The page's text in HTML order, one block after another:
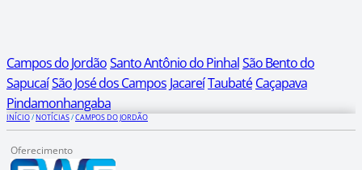
Campos do JordãoSanto Antônio do PinhalSão Bento do
SapucaíSão José dos Campos JacareíTaubaté Caçapava
Pindamonhangaba
INÍCIO/NOTÍCIAS/CAMPOS DO JORDÃO
Oferecimento